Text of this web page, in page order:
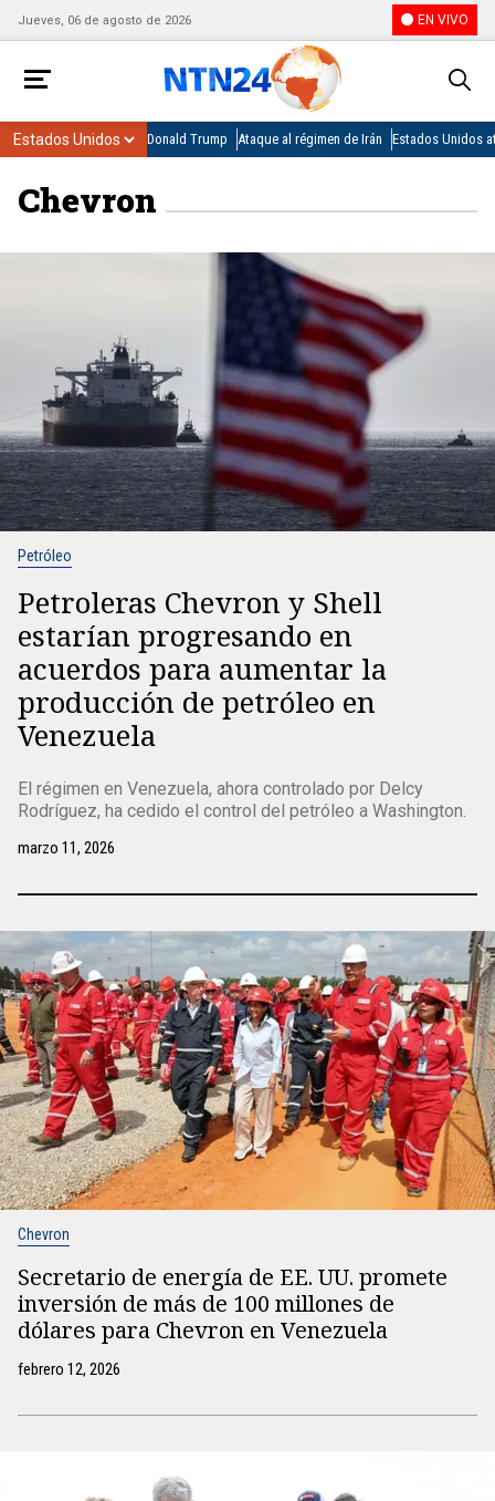
Jueves, 06 de agosto de 2026 EN VIVO
Donald Trump Ataque al régimen de Irán Estados Unidos
Chevron
Petróleo
Petroleras Chevron y Shell
estarían progresando en
acuerdos para aumentar la
producción de petróleo en
Venezuela
El régimen en Venezuela, ahora controlado por Delcy
Rodríguez, ha cedido el control del petróleo a Washington.
marzo 11, 2026
Chevron
Secretario de energía de EE. UU. promete
inversión de más de 100 millones de
dólares para Chevron en Venezuela
febrero 12, 2026